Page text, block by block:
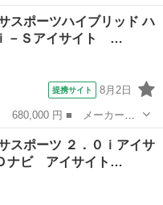
グレード名： ２．０Ｇ
ィオ Ｂｌｕｅｔｏｏｔ
スポーツハイブリッド ハ
－Ｓアイサイト …
提携サイト 8月2日
スポーツハイブリッド ■
Ｓアイサイト ナビ バック
スポーツ ２．０ｉアイサ
ナビ アイサイト…